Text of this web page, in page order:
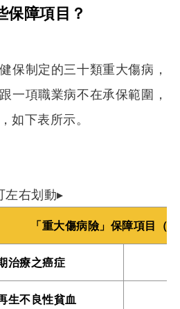
保障項目？
保制定的三十類重大傷病，
一項職業病不在承保範圍，
，如下表所示。
左右划動▸
「重大傷病險」保障項目（
治療之癌症
生不良性貧血